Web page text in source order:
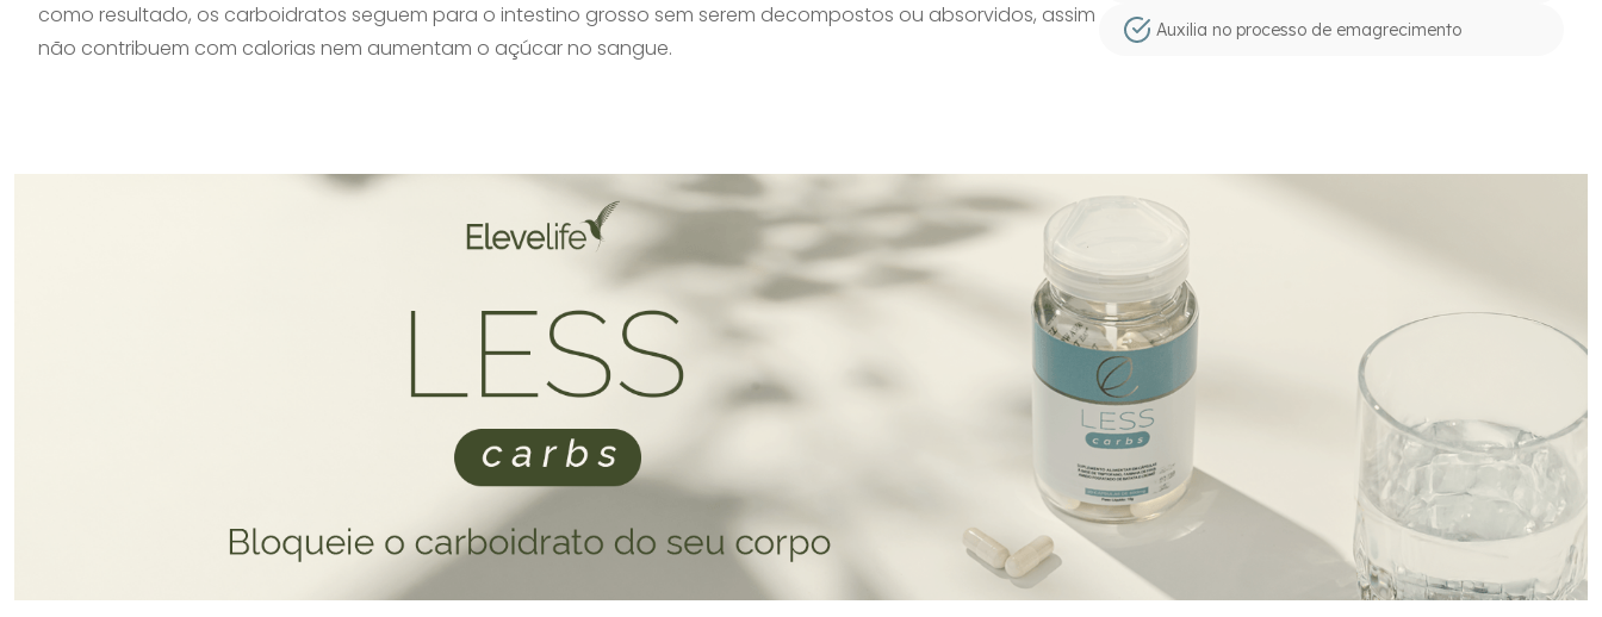
como resultado, os carboidratos seguem para o intestino grosso sem serem decompostos ou absorvidos, assim
não contribuem com calorias nem aumentam o açúcar no sangue.
Auxilia no processo de emagrecimento